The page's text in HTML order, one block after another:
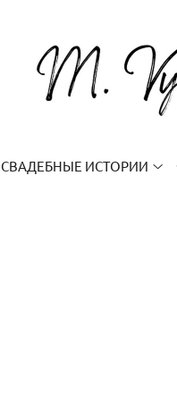
СВАДЕБНЫЕ ИСТОРИИ